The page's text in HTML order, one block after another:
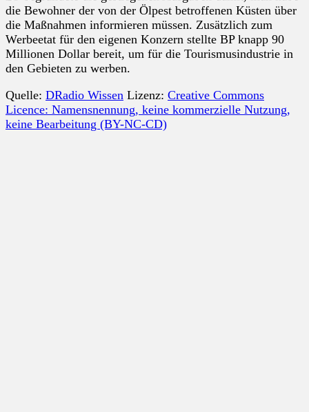
die Bewohner der von der Ölpest betroffenen Küsten über
die Maßnahmen informieren müssen. Zusätzlich zum
Werbeetat für den eigenen Konzern stellte BP knapp 90
Millionen Dollar bereit, um für die Tourismusindustrie in
den Gebieten zu werben.
Quelle: DRadio Wissen Lizenz: Creative Commons
Licence: Namensnennung, keine kommerzielle Nutzung,
keine Bearbeitung (BY-NC-CD)